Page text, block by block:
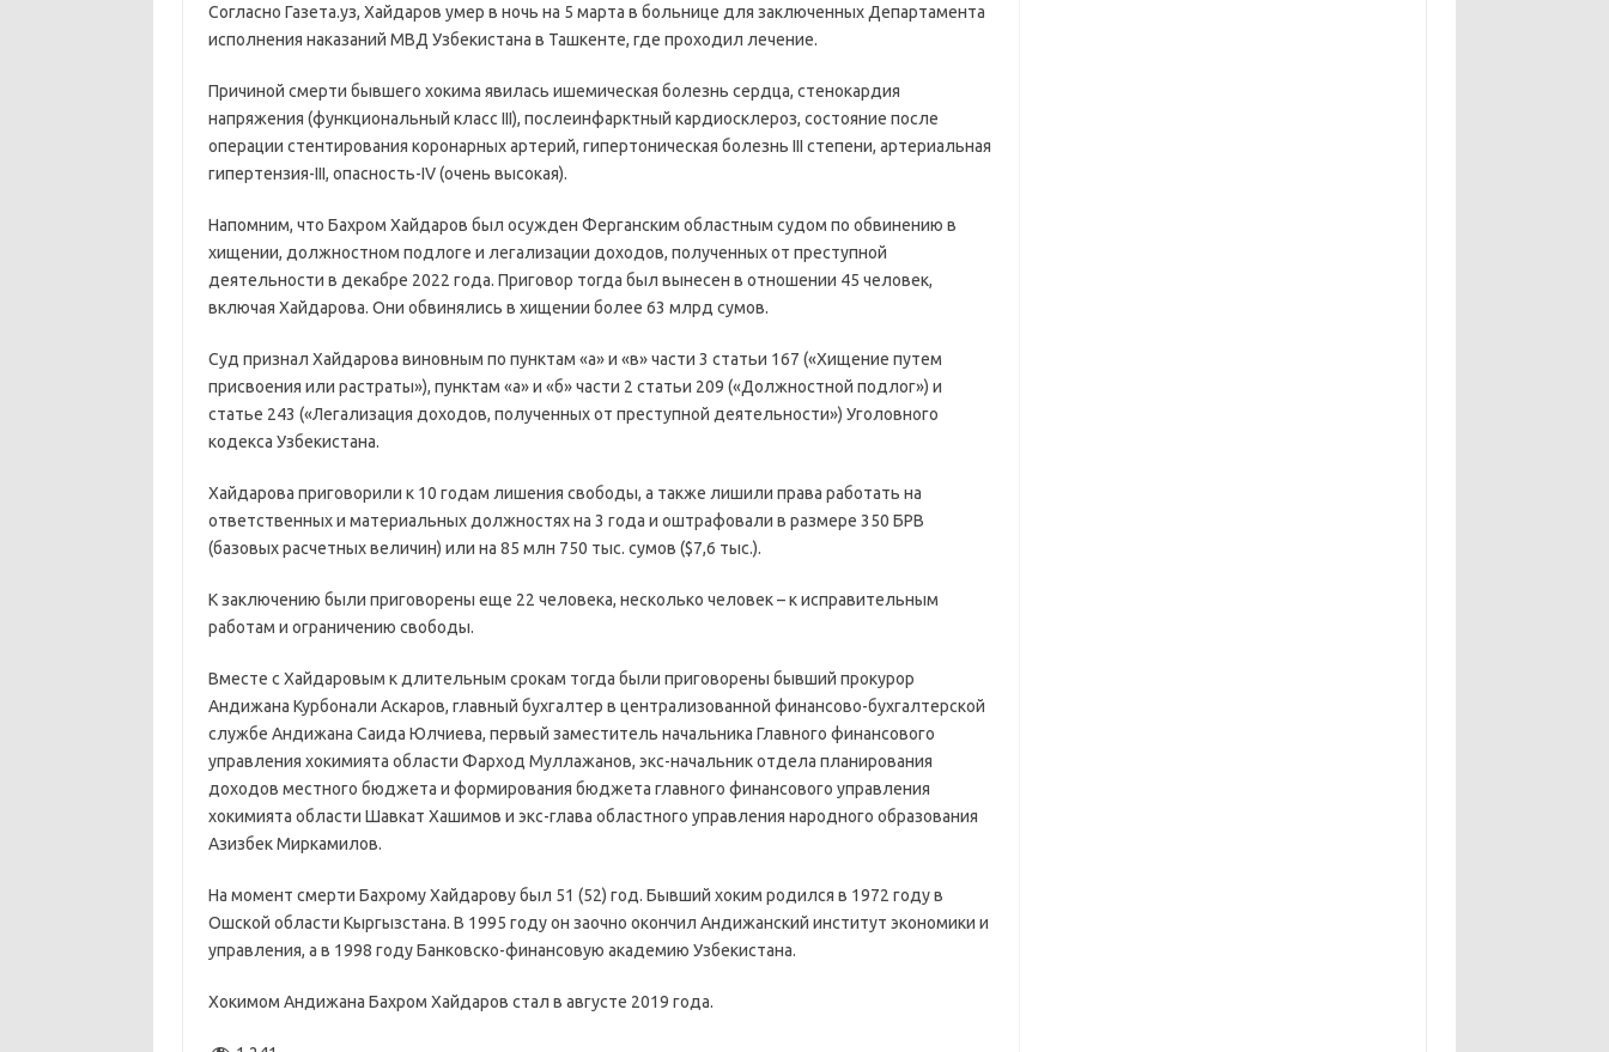
Согласно Газета.уз, Хайдаров умер в ночь на 5 марта в больнице для заключенных Департамента
исполнения наказаний МВД Узбекистана в Ташкенте, где проходил лечение.
Причиной смерти бывшего хокима явилась ишемическая болезнь сердца, стенокардия
напряжения (функциональный класс III), послеинфарктный кардиосклероз, состояние после
операции стентирования коронарных артерий, гипертоническая болезнь III степени, артериальная
гипертензия-III, опасность-IV (очень высокая).
Напомним, что Бахром Хайдаров был осужден Ферганским областным судом по обвинению в
хищении, должностном подлоге и легализации доходов, полученных от преступной
деятельности в декабре 2022 года. Приговор тогда был вынесен в отношении 45 человек,
включая Хайдарова. Они обвинялись в хищении более 63 млрд сумов.
Суд признал Хайдарова виновным по пунктам «а» и «в» части 3 статьи 167 («Хищение путем
присвоения или растраты»), пунктам «а» и «б» части 2 статьи 209 («Должностной подлог») и
статье 243 («Легализация доходов, полученных от преступной деятельности») Уголовного
кодекса Узбекистана.
Хайдарова приговорили к 10 годам лишения свободы, а также лишили права работать на
ответственных и материальных должностях на 3 года и оштрафовали в размере 350 БРВ
(базовых расчетных величин) или на 85 млн 750 тыс. сумов ($7,6 тыс.).
К заключению были приговорены еще 22 человека, несколько человек – к исправительным
работам и ограничению свободы.
Вместе с Хайдаровым к длительным срокам тогда были приговорены бывший прокурор
Андижана Курбонали Аскаров, главный бухгалтер в централизованной финансово-бухгалтерской
службе Андижана Саида Юлчиева, первый заместитель начальника Главного финансового
управления хокимията области Фарход Муллажанов, экс-начальник отдела планирования
доходов местного бюджета и формирования бюджета главного финансового управления
хокимията области Шавкат Хашимов и экс-глава областного управления народного образования
Азизбек Миркамилов.
На момент смерти Бахрому Хайдарову был 51 (52) год. Бывший хоким родился в 1972 году в
Ошской области Кыргызстана. В 1995 году он заочно окончил Андижанский институт экономики и
управления, а в 1998 году Банковско-финансовую академию Узбекистана.
Хокимом Андижана Бахром Хайдаров стал в августе 2019 года.